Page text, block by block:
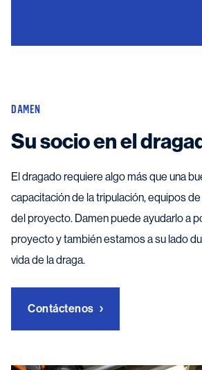
DAMEN
Su socio en el
El dragado requiere algo más que una
capacitación de la tripulación, equipos
del proyecto. Damen puede ayudarlo a
proyecto y también estamos a su lado
vida de la draga.
Contáctenos